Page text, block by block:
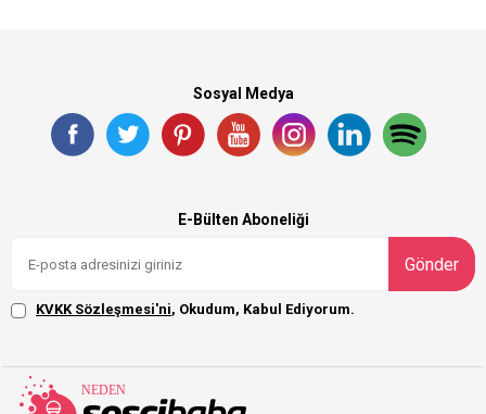
Sosyal Medya
E-Bülten Aboneliği
Gönder
KVKK Sözleşmesi'ni, Okudum, Kabul Ediyorum.